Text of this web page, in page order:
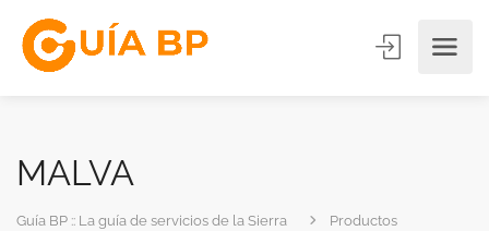
MALVA
Guía BP :: La guía de servicios de la Sierra
Productos